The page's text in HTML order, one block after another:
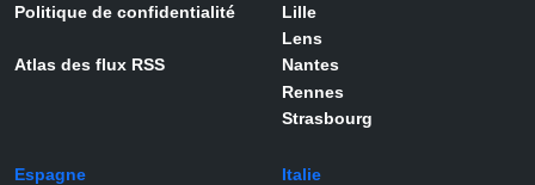
Politique de confidentialité
Atlas des flux RSS
Lille
Lens
Nantes
Rennes
Strasbourg
Espagne
Italie